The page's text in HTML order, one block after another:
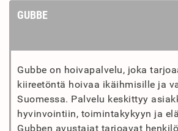
GUBBE
Gubbe on hoivapalvelu, joka
kiireetöntä hoivaa ikäihmisille ja
Suomessa. Palvelu keskittyy
hyvinvointiin, toimintakykyyn ja
Gubben avustajat tarjoavat